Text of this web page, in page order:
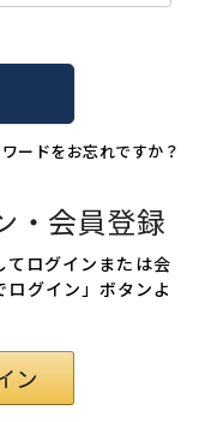
ードをお忘れですか？
・会員登録
ログインまたは会
グイン」ボタンよ